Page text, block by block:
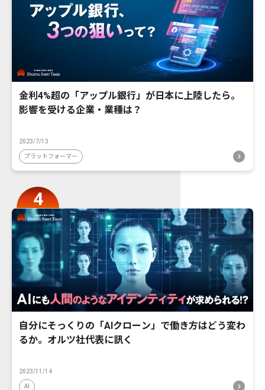
金利4%超の「アップル銀行」が日本に上陸したら。
影響を受ける企業・業種は？
2023/7/13
プラットフォーマー
自分にそっくりの「AIクローン」で働き方はどう変わ
るか。オルツ社代表に訊く
2023/11/14
AI